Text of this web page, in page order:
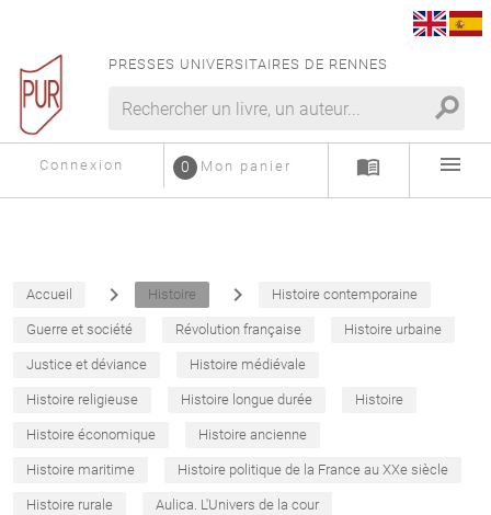
PRESSES UNIVERSITAIRES DE RENNES
search
Connexion Mon panier
0 menu_book menu
Accueil navigate_next Histoire navigate_next Histoire contemporaine
Guerre et société Révolution française Histoire urbaine
Justice et déviance Histoire médiévale
Histoire religieuse Histoire longue durée Histoire
Histoire économique Histoire ancienne
Histoire maritime Histoire politique de la France au XXe siècle
Histoire rurale Aulica. L'Univers de la cour